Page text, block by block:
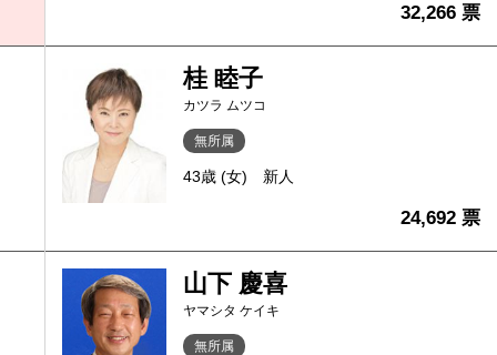
32,266 票
桂 睦子
カツラ ムツコ
無所属
43歳 (女) 新人
24,692 票
山下 慶喜
ヤマシタ ケイキ
無所属